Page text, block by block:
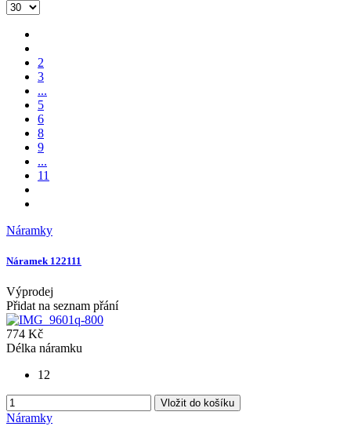
2
3
...
5
6
8
9
...
11
Náramky
Náramek 122111
Výprodej
Přidat na seznam přání
774 Kč
Délka náramku
12
Vložit do košíku
Náramky